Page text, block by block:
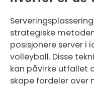
strategiske
posisjonere server i
volleyball. Disse
kan påvirke utfallet
skape fordeler over